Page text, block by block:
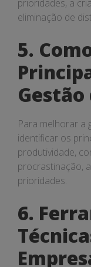
prioridades, a
eliminação de
5.
Gestão
Para melhorar a
identificar os
produtividade,
procrastinação,
prioridades.
6.